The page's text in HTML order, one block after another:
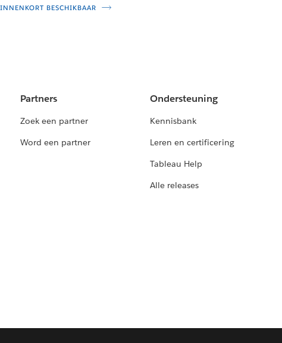
BESCHIKBAAR
Partners
Zoek een partner
Word een partner
Ondersteuning
Kennisbank
Leren en certificering
Tableau Help
Alle releases